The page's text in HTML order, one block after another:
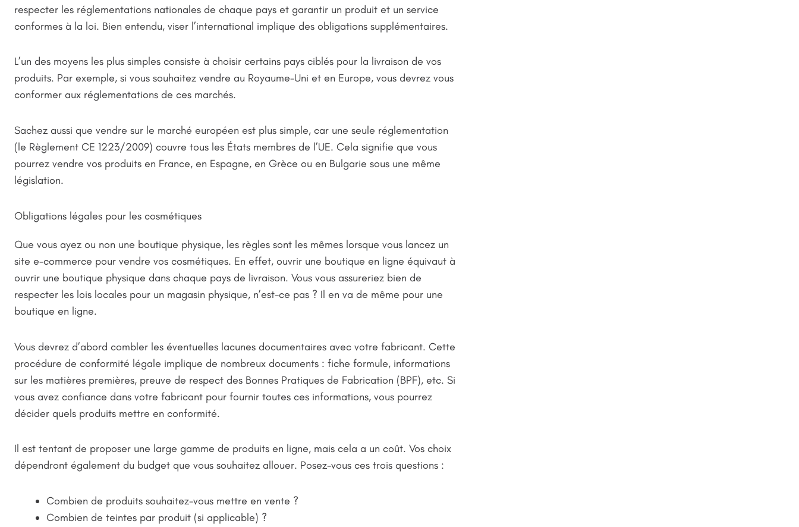
respecter les réglementations nationales de chaque pays et garantir un produit et un service
conformes à la loi. Bien entendu, viser l’international implique des obligations supplémentaires.
L’un des moyens les plus simples consiste à choisir certains pays ciblés pour la livraison de vos
produits. Par exemple, si vous souhaitez vendre au Royaume-Uni et en Europe, vous devrez vous
conformer aux réglementations de ces marchés.
Sachez aussi que vendre sur le marché européen est plus simple, car une seule réglementation
(le Règlement CE 1223/2009) couvre tous les États membres de l’UE. Cela signifie que vous
pourrez vendre vos produits en France, en Espagne, en Grèce ou en Bulgarie sous une même
législation.
Obligations légales pour les cosmétiques
Que vous ayez ou non une boutique physique, les règles sont les mêmes lorsque vous lancez un
site e-commerce pour vendre vos cosmétiques. En effet, ouvrir une boutique en ligne équivaut à
ouvrir une boutique physique dans chaque pays de livraison. Vous vous assureriez bien de
respecter les lois locales pour un magasin physique, n’est-ce pas ? Il en va de même pour une
boutique en ligne.
Vous devrez d’abord combler les éventuelles lacunes documentaires avec votre fabricant. Cette
procédure de conformité légale implique de nombreux documents : fiche formule, informations
sur les matières premières, preuve de respect des Bonnes Pratiques de Fabrication (BPF), etc. Si
vous avez confiance dans votre fabricant pour fournir toutes ces informations, vous pourrez
décider quels produits mettre en conformité.
Il est tentant de proposer une large gamme de produits en ligne, mais cela a un coût. Vos choix
dépendront également du budget que vous souhaitez allouer. Posez-vous ces trois questions :
Combien de produits souhaitez-vous mettre en vente ?
Combien de teintes par produit (si applicable) ?